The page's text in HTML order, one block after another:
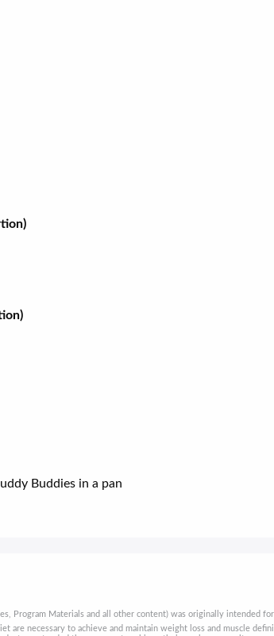
Program Materials and all other content) was originally intended
are necessary to achieve and maintain weight loss and muscle